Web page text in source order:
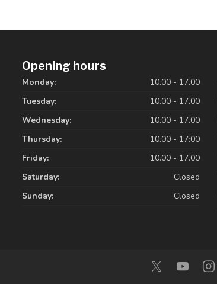
Opening hours
Monday:
10.00 - 17.00
Tuesday:
10.00 - 17.00
Wednesday:
10.00 - 17.00
Thursday:
10.00 - 17:00
Friday:
10.00 - 17.00
Saturday:
Closed
Sunday:
Closed